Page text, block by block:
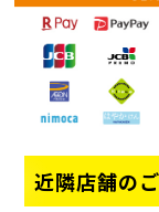
近隣店舗の